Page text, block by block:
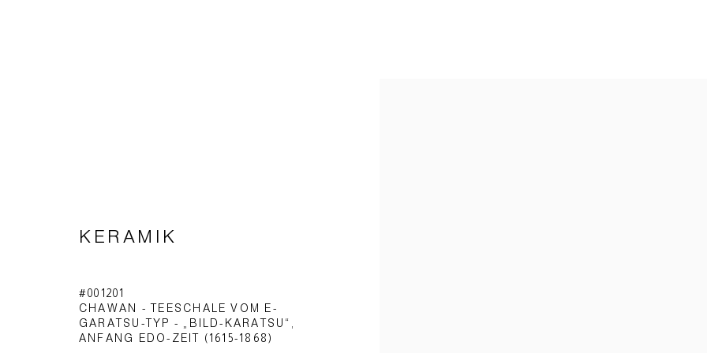
Impressum | Datenschutz
KERAMIK
#001201
CHAWAN - TEESCHALE VOM E-
GARATSU-TYP - „BILD-KARATSU“
ANFANG EDO-ZEIT (1615-1868)